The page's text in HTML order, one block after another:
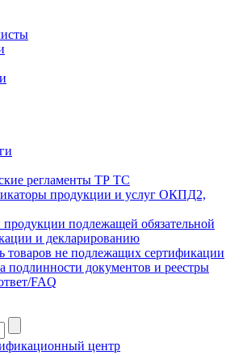
регламенты ТР ТС
продукции и услуг ОКПД2,
подлежащей обязательной
и декларированию
товаров не подлежащих сертификации
подлинности документов и реестры
FAQ
центр